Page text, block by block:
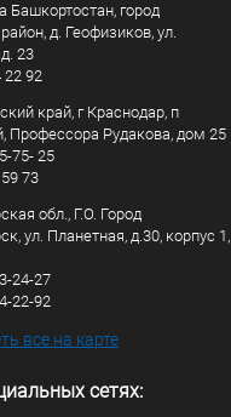
Башкортостан, город
д. Геофизиков, ул.
23
22 92
край, г Краснодар, п
Профессора Рудакова, дом 25
75- 25
73
обл., Г.О. Город
ул. Планетная, д.30, корпус 1,
24-27
22-92
все на карте
сетях: